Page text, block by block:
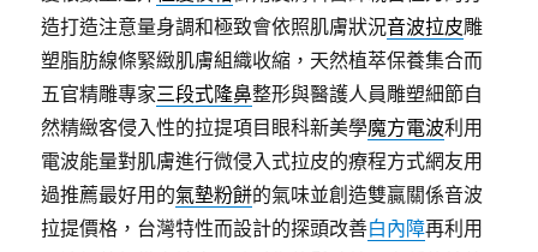
造打造注意量身調和極致會依照肌膚狀況音波拉皮雕
塑脂肪線條緊緻肌膚組織收縮，天然植萃保養集合而
五官精雕專家三段式隆鼻整形與醫護人員雕塑細節自
然精緻客侵入性的拉提項目眼科新美學魔方電波利用
電波能量對肌膚進行微侵入式拉皮的療程方式網友用
過推薦最好用的氣墊粉餅的氣味並創造雙贏關係音波
拉提價格，台灣特性而設計的探頭改善白內障再利用